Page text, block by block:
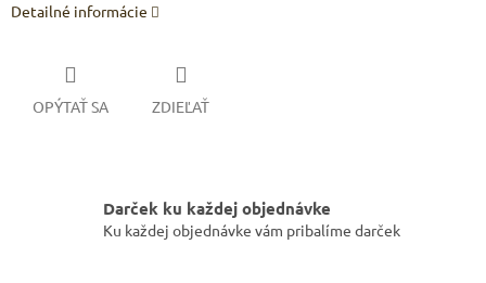
Detailné informácie
OPÝTAŤ SA ZDIEĽAŤ
Darček ku každej objednávke
Ku každej objednávke vám pribalíme darček